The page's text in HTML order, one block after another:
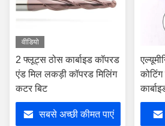
वीडियो
2 फ्लूट्स ठोस कार्बाइड कॉपरड
एंड मिल लकड़ी कॉपरड मिलिंग
कटर बिट
सबसे अच्छी कीमत पाएं
कोटिंग
कटर